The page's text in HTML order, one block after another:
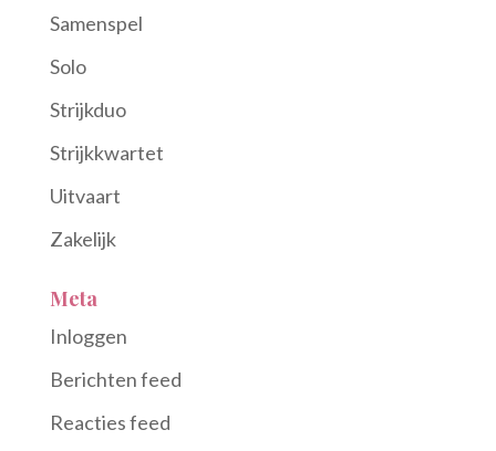
Samenspel
Solo
Strijkduo
Strijkkwartet
Uitvaart
Zakelijk
Meta
Inloggen
Berichten feed
Reacties feed